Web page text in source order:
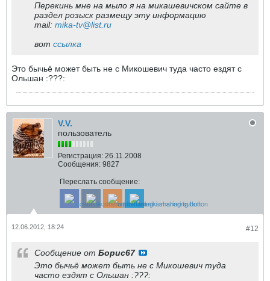
Перекинь мне на мыло я на микашевичском сайте в
раздел розыск размещу эту информацию
mail: mika-tv@list.ru
вот ссылка
Это бычьё может быть не с Микошевич туда часто ездят с
Ольшан :???:
V.V.
пользователь
Регистрация: 26.11.2008
Сообщения: 9827
Переслать сообщение:
#12
12.06.2012, 18:24
Сообщение от Борис67
Это бычьё может быть не с Микошевич туда
часто ездят с Ольшан :???: